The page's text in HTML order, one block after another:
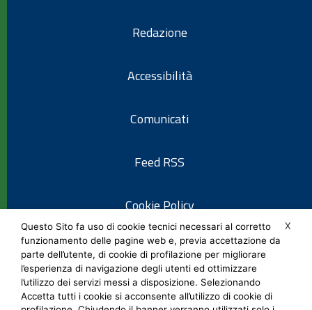
Redazione
Accessibilità
Comunicati
Feed RSS
Cookie Policy
Informativa privacy
Note legali
X
Questo Sito fa uso di cookie tecnici necessari al corretto
funzionamento delle pagine web e, previa accettazione da
parte dell’utente, di cookie di profilazione per migliorare
l’esperienza di navigazione degli utenti ed ottimizzare
l’utilizzo dei servizi messi a disposizione. Selezionando
Accetta tutti i cookie si acconsente all’utilizzo di cookie di